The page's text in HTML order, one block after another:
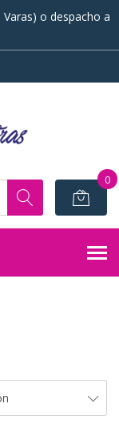
o despacho a
0